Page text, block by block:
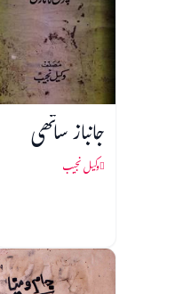
جانباز ساتھی
وکیل نجیب